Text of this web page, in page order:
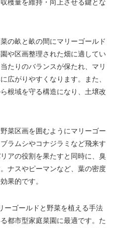
穫量を維持・向上させる鍵とな
の畝と畝の間にマリーゴールド
や区画整理された畑に適してい
たりのバランスが保たれ、マリ
広がりやすくなります。また、
根域を守る構造になり、土壌改
菜区画を囲むようにマリーゴー
ラムシやコナジラミなど飛来す
アの役割を果たすと同時に、臭
ナスやピーマンなど、葉の密度
果的です。
ーゴールドと野菜を植える手法
都市型家庭菜園に最適です。た